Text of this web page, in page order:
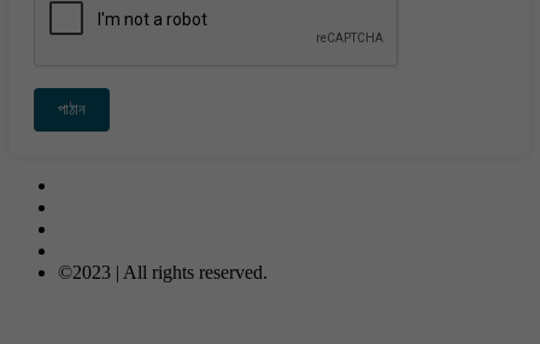
পাঠান
©2023 | All rights reserved.